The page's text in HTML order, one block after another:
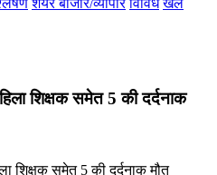
शेयर बाजार/व्यापार विविध खेल
शिक्षक समेत 5 की दर्दनाक